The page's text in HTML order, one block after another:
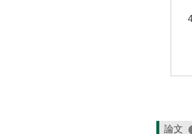
論文